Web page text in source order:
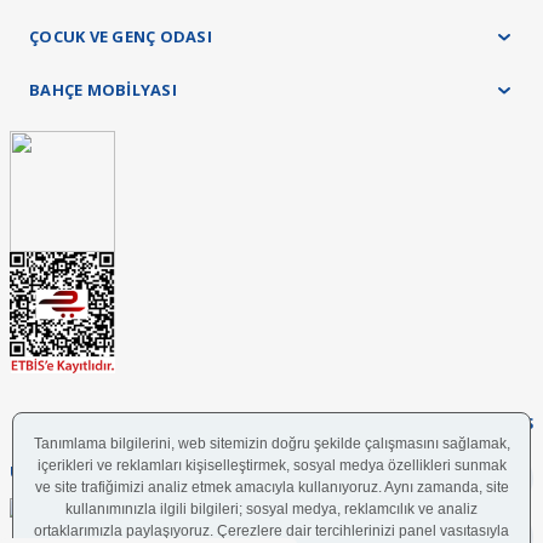
ÇOCUK VE GENÇ ODASI
BAHÇE MOBİLYASI
UYGULAMAMIZI İNDİRİN
FOLLOW US